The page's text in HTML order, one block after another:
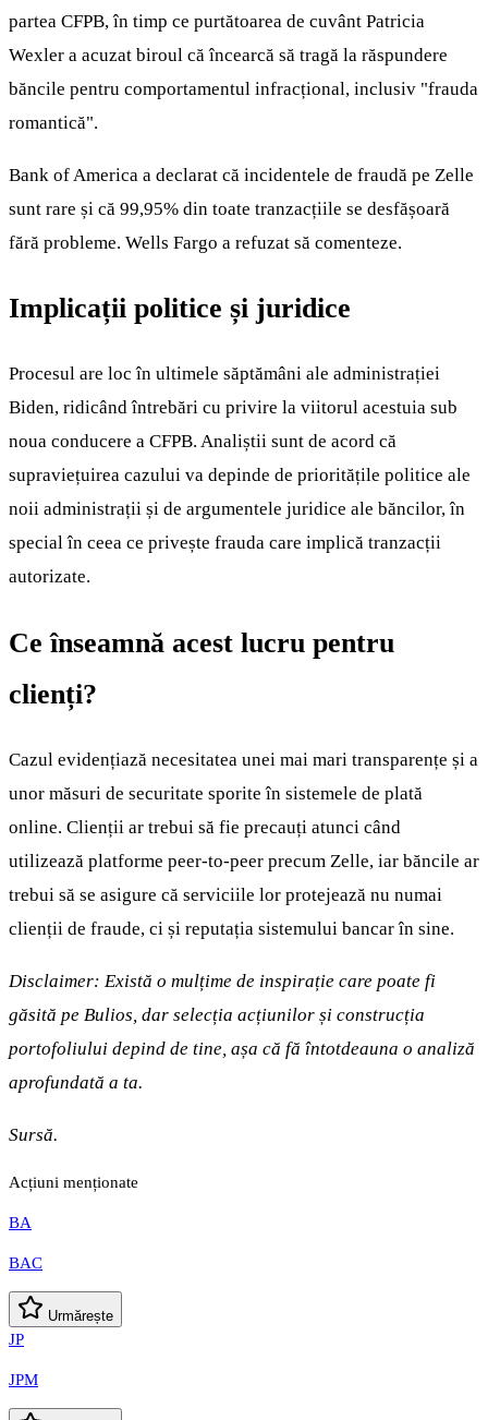
partea CFPB, în timp ce purtătoarea de cuvânt Patricia
Wexler a acuzat biroul că încearcă să tragă la răspundere
băncile pentru comportamentul infracțional, inclusiv "frauda
romantică".
Bank of America a declarat că incidentele de fraudă pe Zelle
sunt rare și că 99,95% din toate tranzacțiile se desfășoară
fără probleme. Wells Fargo a refuzat să comenteze.
Implicații politice și juridice
Procesul are loc în ultimele săptămâni ale administrației
Biden, ridicând întrebări cu privire la viitorul acestuia sub
noua conducere a CFPB. Analiștii sunt de acord că
supraviețuirea cazului va depinde de prioritățile politice ale
noii administrații și de argumentele juridice ale băncilor, în
special în ceea ce privește frauda care implică tranzacții
autorizate.
Ce înseamnă acest lucru pentru
clienți?
Cazul evidențiază necesitatea unei mai mari transparențe și a
unor măsuri de securitate sporite în sistemele de plată
online. Clienții ar trebui să fie precauți atunci când
utilizează platforme peer-to-peer precum Zelle, iar băncile ar
trebui să se asigure că serviciile lor protejează nu numai
clienții de fraude, ci și reputația sistemului bancar în sine.
Disclaimer: Există o mulțime de inspirație care poate fi
găsită pe Bulios, dar selecția acțiunilor și construcția
portofoliului depind de tine, așa că fă întotdeauna o analiză
aprofundată a ta.
Sursă.
Acțiuni menționate
BA
BAC
Urmărește
JP
JPM